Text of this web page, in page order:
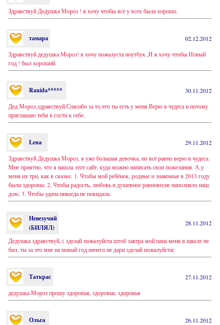
Здравствуй Дедушка Мороз ! я хочу чтобы всё у всех была хорошо.
тамара
02.12.2012
Здравствуй дедушка Мороз! я хочу пожалуста ноутбук ,И я хочу чтобы Новый
год ! был хороший.
Ranida*****
30.11.2012
Дед Мороз,здравствуй.Спасибо за то,что ты есть у меня.Верю в чудеса и потому
приглашаю тебя в гости к себе.
Lena
29.11.2012
Здравствуй Дедушка Мороз, я уже большая девочка, но всё равно верю в чудеса.
Мне приятно, что я нашла этот сайт, куда можно написать свои пожелания. А у
меня их три, как в сказке. 1. Чтобы мой ребёнок, родные и знакомые в 2013 году
были здоровы; 2. Чтобы радость, любовь и душевное равновесие наполняло наш
дом; 3. Чтобы удача никогда не покидала.
Невезучий
(БИЛЯЛ)
28.11.2012
Дедушка здравствуй,:( зделай пожалуйста штоб завтра мой папа меня в школе не
бил, ты за это мне на новый год ничего не дари зделай пожалуйста(
Таткрас
27.11.2012
дедушка Мороз прошу здоровья, здоровья, здоровья
Ольга
26.11.2012